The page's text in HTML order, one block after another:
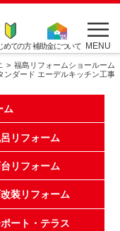
めての方補助金について MENU
福島リフォームショールーム
ダード エーデルキッチン工事
ム
リフォーム
リフォーム
装リフォーム
ート・テラス